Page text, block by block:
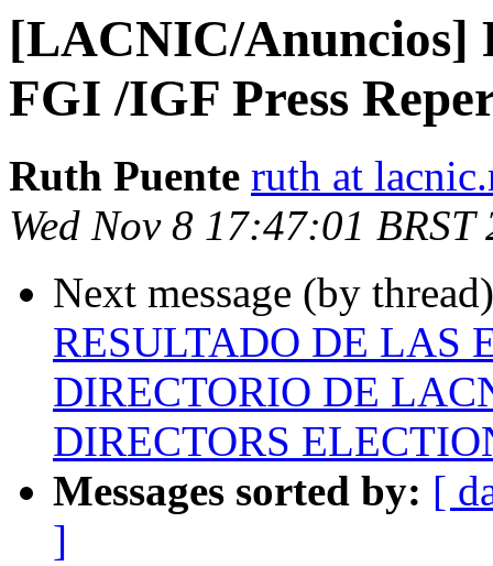
[LACNIC/Anuncios]
FGI /IGF Press
Ruth Puente ruth at
Wed Nov 8 17:47:01 BRST
Next message (by
RESULTADO DE LAS
DIRECTORIO DE
DIRECTORS
Messages sorted by: [
]